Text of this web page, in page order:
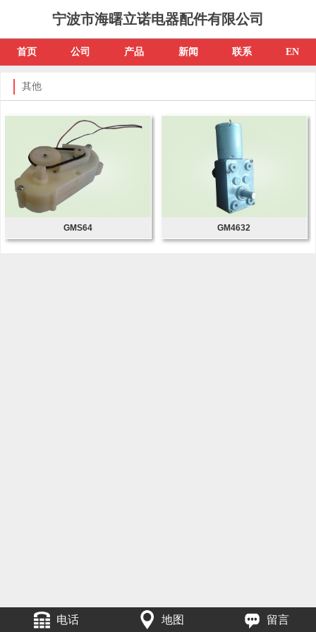
宁波市海曙立诺电器配件有限公司
首页 公司 产品 新闻 联系 EN
其他
GMS64 GM4632
电话 地图 留言